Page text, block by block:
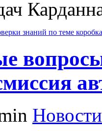
знаний по теме
Новости